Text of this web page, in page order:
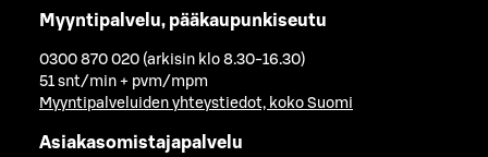
Myyntipalvelu, pääkaupunkiseutu
0300 870 020 (arkisin klo 8.30-16.30)
51 snt/min + pvm/mpm
Myyntipalveluiden yhteystiedot, koko Suomi
Asiakasomistajapalvelu